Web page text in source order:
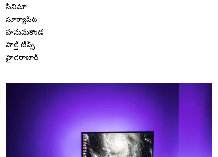
సినిమా
సూర్యాపేట
హనుమకొండ
హెల్త్ టిప్స్
హైదరాబాద్